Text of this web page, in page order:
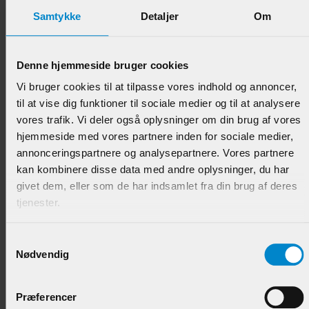
Samtykke Detaljer Om
Denne hjemmeside bruger cookies
Vi bruger cookies til at tilpasse vores indhold og annoncer,
til at vise dig funktioner til sociale medier og til at analysere
vores trafik. Vi deler også oplysninger om din brug af vores
hjemmeside med vores partnere inden for sociale medier,
annonceringspartnere og analysepartnere. Vores partnere
kan kombinere disse data med andre oplysninger, du har
givet dem, eller som de har indsamlet fra din brug af deres
tjenester.
Nødvendig
Præferencer
Varenr.:
37,95 DKK/M